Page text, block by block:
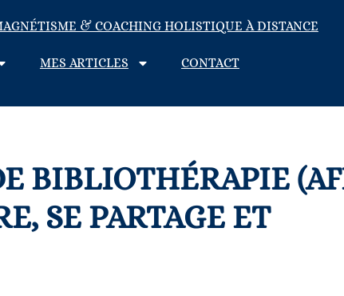
& COACHING HOLISTIQUE À DISTANCE
MES ARTICLES CONTACT
BIBLIOTHÉRAPIE
SE PARTAGE ET